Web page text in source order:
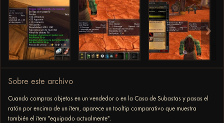
Sobre este archivo
Cuando compras objetos en un vendedor o en la Casa de Subastas y pasas el
ratón por encima de un ítem, aparece un tooltip comparativo que muestra
también el ítem "equipado actualmente".